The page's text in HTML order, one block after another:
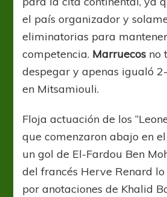
el país organizador y
eliminatorias para
competencia. Marruecos no
despegar y apenas igualó
en Mitsamiouli.
Floja actuación de los
que comenzaron abajo en
un gol de El-Fardou Ben
del francés Herve Renard
por anotaciones de Khalid